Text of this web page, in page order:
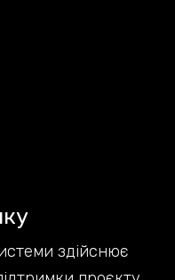
здійснює